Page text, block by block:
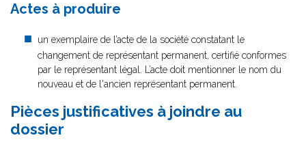
Actes à produire
un exemplaire de l’acte de la société constatant le
changement de représentant permanent, certifié conformes
par le représentant légal. L’acte doit mentionner le nom du
nouveau et de l'ancien représentant permanent.
Pièces justificatives à joindre au
dossier